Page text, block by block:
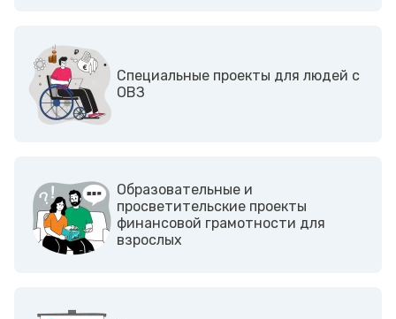
Cпециальные проекты для людей с
ОВЗ
Образовательные и
просветительские проекты
финансовой грамотности для
взрослых